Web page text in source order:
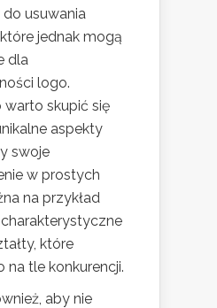
usuwania
jednak mogą
dla
logo.
skupić się
aspekty
swoje
w prostych
na przykład
które
na tle konkurencji.
aby nie